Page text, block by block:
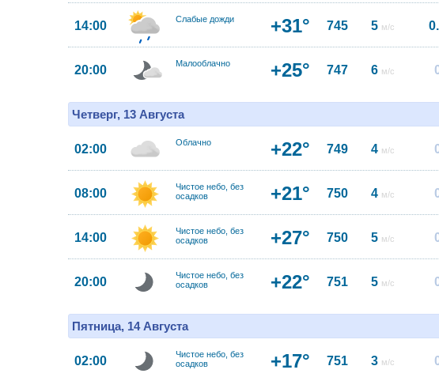
14:00 Слабые дожди +31° 745 5 м/с
20:00 Малооблачно +25° 747 6 м/с
Четверг, 13 Августа
02:00 Облачно +22° 749 4 м/с
08:00
Чистое небо, без
осадков
+21° 750 4 м/с
14:00
Чистое небо, без
осадков
+27° 750 5 м/с
20:00
Чистое небо, без
осадков
+22° 751 5 м/с
Пятница, 14 Августа
02:00
Чистое небо, без
осадков
+17° 751 3 м/с